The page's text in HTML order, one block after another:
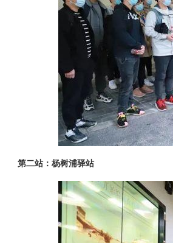
第二站：杨树浦驿站